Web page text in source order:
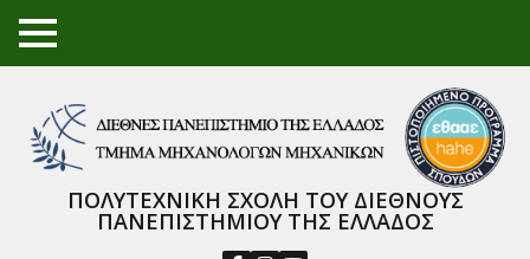
TO
GGL
NU
ΠΟΛΥΤΕΧΝΙΚΗ ΣΧΟΛΗ ΤΟΥ ΔΙΕΘΝΟΥΣ
ΠΑΝΕΠΙΣΤΗΜΙΟΥ ΤΗΣ ΕΛΛΑΔΟΣ